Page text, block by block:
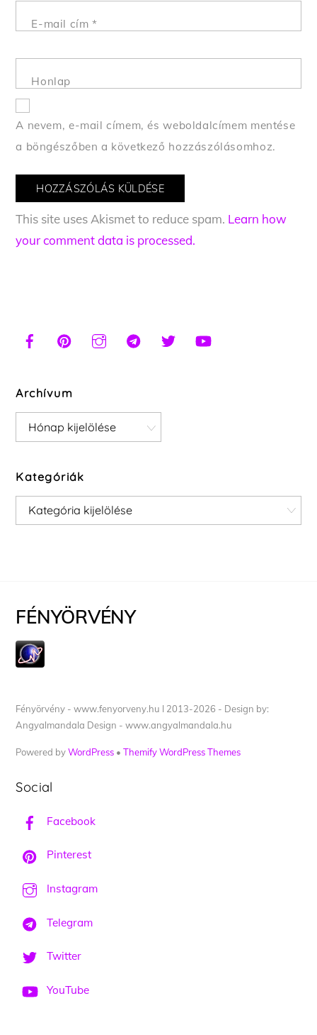
E-mail cím*
Honlap
A nevem, e-mail címem, és weboldalcímem mentése
a böngészőben a következő hozzászólásomhoz.
This site uses Akismet to reduce spam. Learn how
your comment data is processed.
Archívum
Archívum
Kategóriák
Kategóriák
FÉNYÖRVÉNY
Fényörvény - www.fenyorveny.hu I 2013-2026 - Design by:
Angyalmandala Design - www.angyalmandala.hu
Powered byWordPress •Themify WordPress Themes
Social
Facebook
Pinterest
Instagram
Telegram
Twitter
YouTube